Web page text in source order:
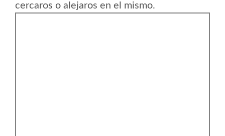
cercaros o alejaros en el mismo.